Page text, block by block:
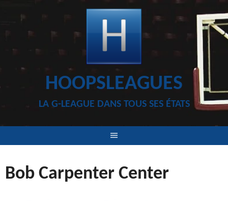
HOOPSLEAGUES
LA G-LEAGUE DANS TOUS SES ÉTATS
Bob Carpenter Center